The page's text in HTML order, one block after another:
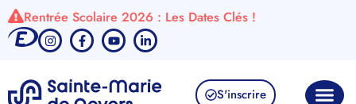
Rentrée Scolaire 2026 : Les Dates Clés !
S'inscrire